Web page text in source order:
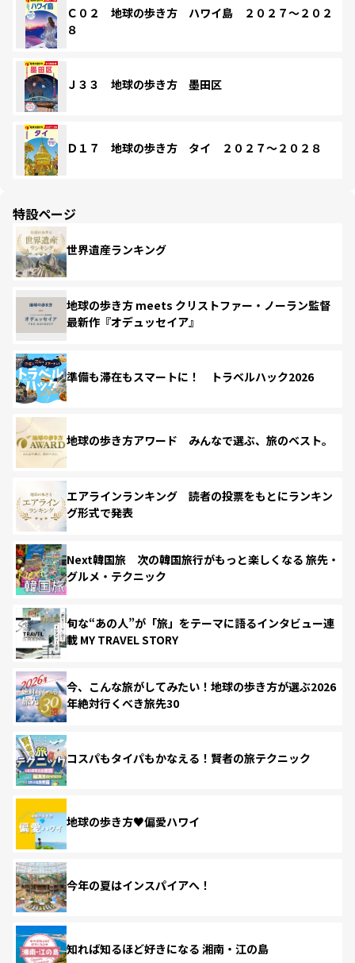
Ｃ０２ 地球の歩き方 ハワイ島 ２０２７～２０２
８
Ｊ３３ 地球の歩き方 墨田区
Ｄ１７ 地球の歩き方 タイ ２０２７～２０２８
特設ページ
世界遺産ランキング
地球の歩き方 meets クリストファー・ノーラン監督
最新作『オデュッセイア』
準備も滞在もスマートに！ トラベルハック2026
地球の歩き方アワード みんなで選ぶ、旅のベスト。
エアラインランキング 読者の投票をもとにランキン
グ形式で発表
Next韓国旅 次の韓国旅行がもっと楽しくなる 旅先・
グルメ・テクニック
旬な“あの人”が「旅」をテーマに語るインタビュー連
載 MY TRAVEL STORY
今、こんな旅がしてみたい！地球の歩き方が選ぶ2026
年絶対行くべき旅先30
コスパもタイパもかなえる！賢者の旅テクニック
地球の歩き方♥偏愛ハワイ
今年の夏はインスパイアへ！
知れば知るほど好きになる 湘南・江の島